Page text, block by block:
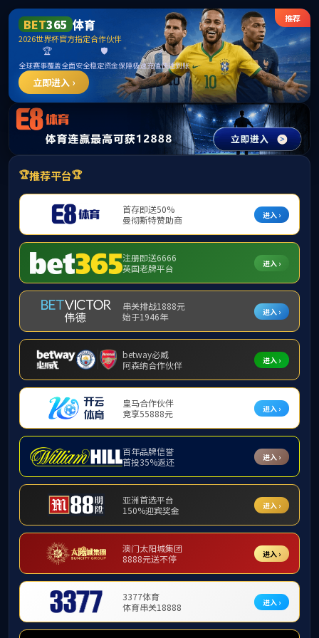
365英国上市(集团)有限公司-Official
website
请输入验证码下载附件